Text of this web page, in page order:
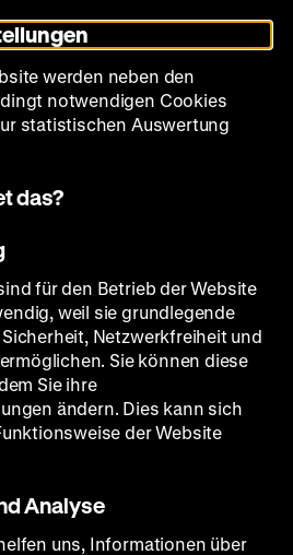
20.30 - 00.00 Uhr
– Ein
– Ein
Wiedersehen
Albrecht Lusznat, Axel
95‘ ·DigiBeta SO 08.07. um
werden neben den
notwendigen Cookies
statistischen Auswertung
das?
für den Betrieb der Website
weil sie grundlegende
Netzwerkfreiheit und
Sie können diese
Sie ihre
ändern. Dies kann sich
der Website
Analyse
uns, Informationen über